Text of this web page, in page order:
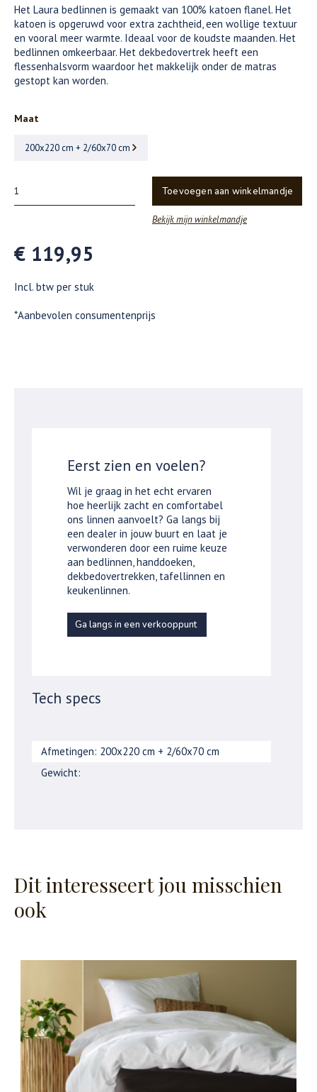
Het Laura bedlinnen is gemaakt van 100% katoen flanel. Het
katoen is opgeruwd voor extra zachtheid, een wollige textuur
en vooral meer warmte. Ideaal voor de koudste maanden. Het
bedlinnen omkeerbaar. Het dekbedovertrek heeft een
flessenhalsvorm waardoor het makkelijk onder de matras
gestopt kan worden.
Maat
200x220 cm + 2/60x70 cm
Toevoegen aan winkelmandje
Bekijk mijn winkelmandje
€ 119,95
Incl. btw per stuk
*Aanbevolen consumentenprijs
Eerst zien en voelen?
Wil je graag in het echt ervaren
hoe heerlijk zacht en comfortabel
ons linnen aanvoelt? Ga langs bij
een dealer in jouw buurt en laat je
verwonderen door een ruime keuze
aan bedlinnen, handdoeken,
dekbedovertrekken, tafellinnen en
keukenlinnen.
Ga langs in een verkooppunt
Tech specs
Afmetingen: 200x220 cm + 2/60x70 cm
Gewicht:
Dit interesseert jou misschien
ook